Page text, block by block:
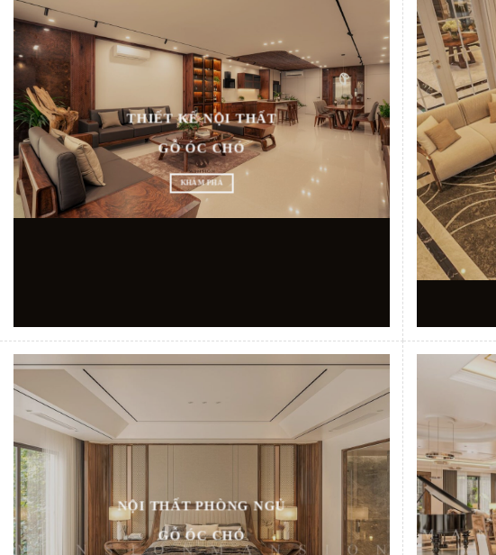
THIẾT KẾ NỘI THẤT
GỖ ÓC CHÓ
KHÁM PHÁ
NỘI THẤT PHÒNG NGỦ
GỖ ÓC CHÓ